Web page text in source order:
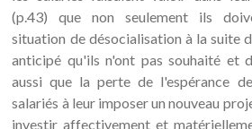
(p.43) que non seulement ils
situation de désocialisation à la suite
anticipé qu'ils n'ont pas souhaité et
aussi que la perte de l'espérance
salariés à leur imposer un nouveau
investir affectivement et